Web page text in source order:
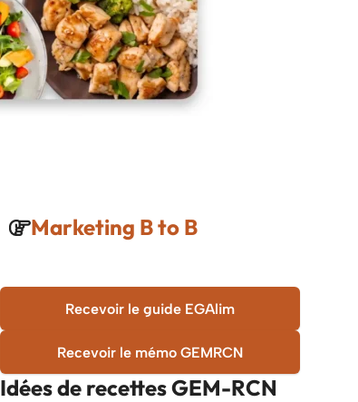
Marketing B to B
Recevoir le guide EGAlim
Recevoir le mémo GEMRCN
Idées de recettesGEM-RCN